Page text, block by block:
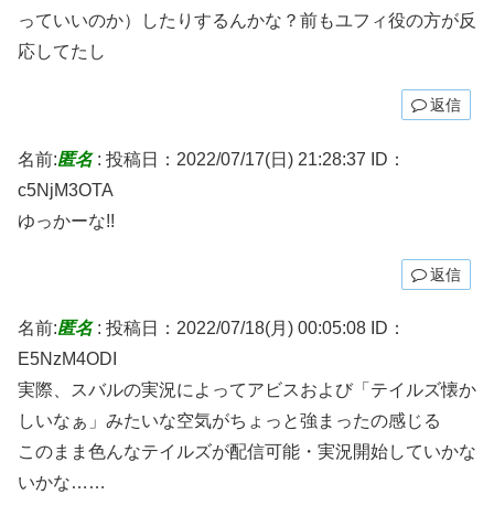
っていいのか）したりするんかな？前もユフィ役の方が反
応してたし
返信
名前:匿名: 投稿日：2022/07/17(日) 21:28:37
ID：
c5NjM3OTA
ゆっかーな!!
返信
名前:匿名: 投稿日：2022/07/18(月) 00:05:08 ID：
E5NzM4ODI
実際、スバルの実況によってアビスおよび「テイルズ懐か
しいなぁ」みたいな空気がちょっと強まったの感じる
このまま色んなテイルズが配信可能・実況開始していかな
いかな……